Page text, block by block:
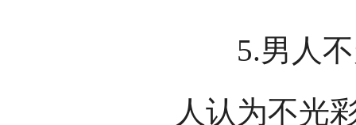
5.男人不
人认为不光